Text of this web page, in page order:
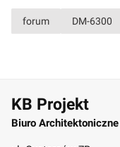
forum DM-6300
KB Projekt
Biuro Architektoniczne